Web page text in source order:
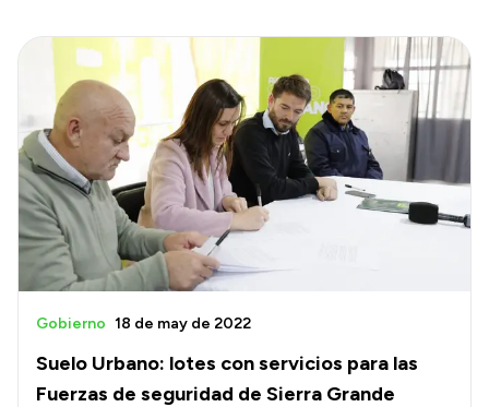
Suelo Urbano: lotes con servicios para las
Fuerzas de seguridad de Sierra Grande
Gobierno 18 de may de 2022